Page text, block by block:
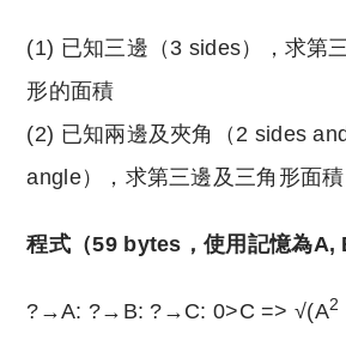
(1) 已知三邊（3 sides），求第
形的面積
(2) 已知兩邊及夾角（2 sides
angle），求第三邊及三角形面積
程式（59 bytes，使用記憶為A,
?→A: ?→B: ?→C: 0>C => √(A2